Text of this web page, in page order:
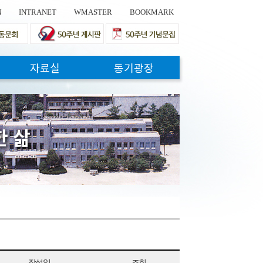
INTRANET WMASTER BOOKMARK
자료실 동기광장
삶